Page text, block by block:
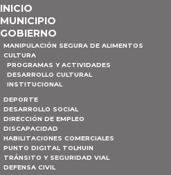
INICIO
MUNICIPIO
GOBIERNO
MANIPULACIÓN SEGURA DE ALIMENTOS
CULTURA
PROGRAMAS Y ACTIVIDADES
DESARROLLO CULTURAL
INSTITUCIONAL
DEPORTE
DESARROLLO SOCIAL
DIRECCIÓN DE EMPLEO
DISCAPACIDAD
HABILITACIONES COMERCIALES
PUNTO DIGITAL TOLHUIN
TRÁNSITO Y SEGURIDAD VIAL
DEFENSA CIVIL